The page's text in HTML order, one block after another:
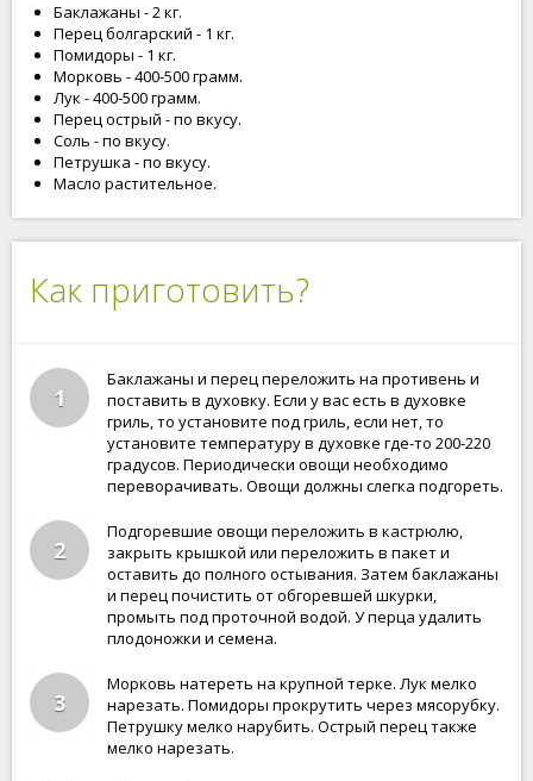
Баклажаны - 2 кг.
Перец болгарский - 1 кг.
Помидоры - 1 кг.
Морковь - 400-500 грамм.
Лук - 400-500 грамм.
Перец острый - по вкусу.
Соль - по вкусу.
Петрушка - по вкусу.
Масло растительное.
Как приготовить?
1
Баклажаны и перец переложить на противень и
поставить в духовку. Если у вас есть в духовке
гриль, то установите под гриль, если нет, то
установите температуру в духовке где-то 200-220
градусов. Периодически овощи необходимо
переворачивать. Овощи должны слегка подгореть.
2
Подгоревшие овощи переложить в кастрюлю,
закрыть крышкой или переложить в пакет и
оставить до полного остывания. Затем баклажаны
и перец почистить от обгоревшей шкурки,
промыть под проточной водой. У перца удалить
плодоножки и семена.
3
Морковь натереть на крупной терке. Лук мелко
нарезать. Помидоры прокрутить через мясорубку.
Петрушку мелко нарубить. Острый перец также
мелко нарезать.